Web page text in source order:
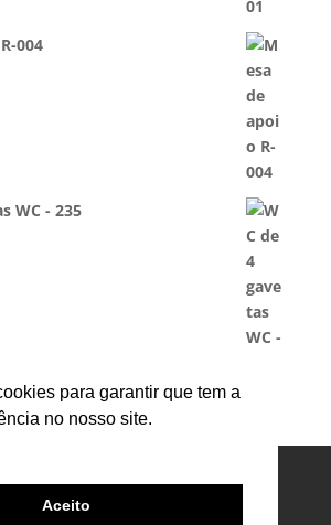
para garantir que tem a
no nosso site.
Aceito
004
WC - 235
Cadeira